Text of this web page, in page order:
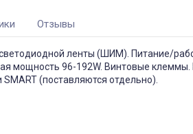
Отзывы
ленты (ШИМ). Питание/
мощность 96-192W. Винтовые клеммы.
(поставляются отдельно).